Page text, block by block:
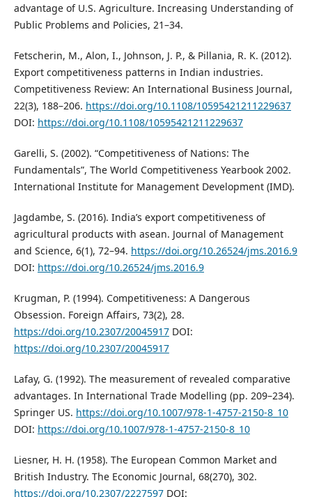
advantage of U.S. Agriculture. Increasing Understanding of
Public Problems and Policies, 21–34.
Fetscherin, M., Alon, I., Johnson, J. P., & Pillania, R. K. (2012).
Export competitiveness patterns in Indian industries.
Competitiveness Review: An International Business Journal,
22(3), 188–206. https://doi.org/10.1108/10595421211229637
DOI: https://doi.org/10.1108/10595421211229637
Garelli, S. (2002). “Competitiveness of Nations: The
Fundamentals”, The World Competitiveness Yearbook 2002.
International Institute for Management Development (IMD).
Jagdambe, S. (2016). India’s export competitiveness of
agricultural products with asean. Journal of Management
and Science, 6(1), 72–94. https://doi.org/10.26524/jms.2016.9
DOI: https://doi.org/10.26524/jms.2016.9
Krugman, P. (1994). Competitiveness: A Dangerous
Obsession. Foreign Affairs, 73(2), 28.
https://doi.org/10.2307/20045917DOI:
https://doi.org/10.2307/20045917
Lafay, G. (1992). The measurement of revealed comparative
advantages. In International Trade Modelling (pp. 209–234).
Springer US. https://doi.org/10.1007/978-1-4757-2150-8_10
DOI: https://doi.org/10.1007/978-1-4757-2150-8_10
Liesner, H. H. (1958). The European Common Market and
British Industry. The Economic Journal, 68(270), 302.
https://doi.org/10.2307/2227597DOI: